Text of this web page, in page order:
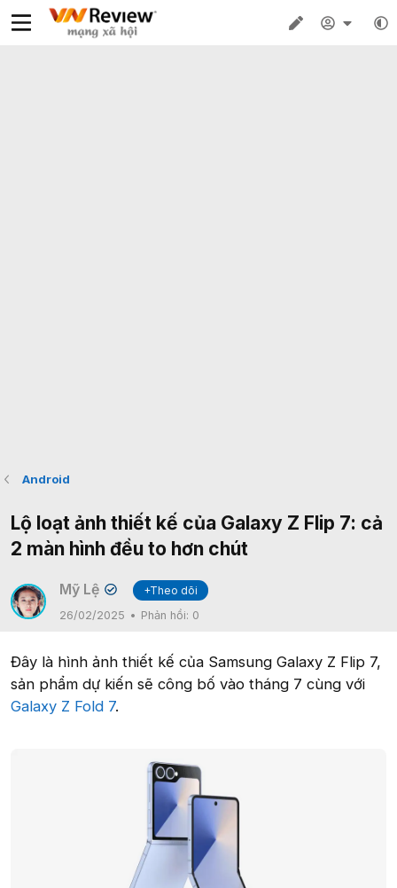
Android
Lộ loạt ảnh thiết kế của Galaxy Z Flip 7: cả
2 màn hình đều to hơn chút
Mỹ Lệ ✔
+Theo dõi
26/02/2025
Phản hồi: 0
Đây là hình ảnh thiết kế của Samsung Galaxy Z Flip 7,
sản phẩm dự kiến sẽ công bố vào tháng 7 cùng với
Galaxy Z Fold 7.